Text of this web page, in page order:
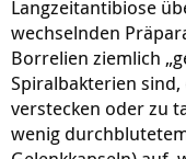
Langzeitantibiose
wechselnden
Borrelien ziemlich
Spiralbakterien
verstecken oder zu
wenig